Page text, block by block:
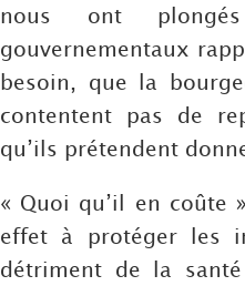
nous ont
gouvernementaux
besoin, que la
contentent pas de
qu’ils prétendent
« Quoi qu’il en coûte
effet à protéger les
détriment de la